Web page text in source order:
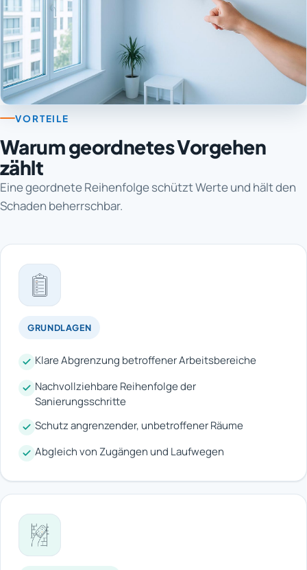
VORTEILE
Warum geordnetes Vorgehen
zählt
Eine geordnete Reihenfolge schützt Werte und hält den
Schaden beherrschbar.
GRUNDLAGEN
Klare Abgrenzung betroffener Arbeitsbereiche
Nachvollziehbare Reihenfolge der
Sanierungsschritte
Schutz angrenzender, unbetroffener Räume
Abgleich von Zugängen und Laufwegen